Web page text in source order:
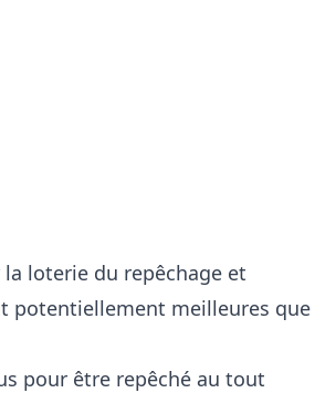
loterie du repêchage et
potentiellement meilleures que
pour être repêché au tout